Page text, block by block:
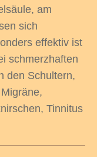
am
sich
effektiv ist
schmerzhaften
den Schultern,
Tinnitus